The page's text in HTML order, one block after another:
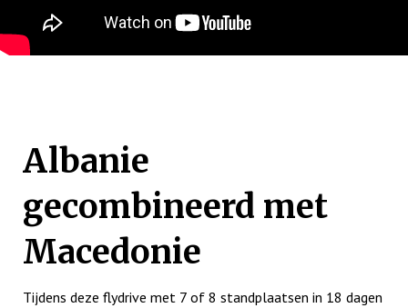
Albanie
gecombineerd met
Macedonie
Tijdens deze flydrive met 7 of 8 standplaatsen in 18 dagen